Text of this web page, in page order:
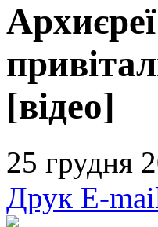
[відео]
25 грудня
Друк E-